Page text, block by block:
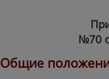
№70
Общие